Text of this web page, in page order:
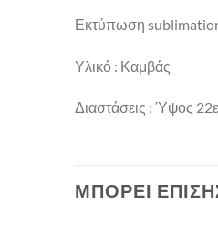
Εκτύπωση
Υλικό : Καμβάς
Διαστάσεις : Ύψος
ΜΠΟΡΕΊ